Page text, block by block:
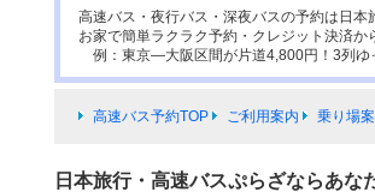
高速バス・夜行バス・深夜バスの予約は日本
お家で簡単ラクラク予約・クレジット決済
例：東京―大阪区間が片道4,800円！3列ゆ
高速バス予約TOP ご利用案内 乗り場
日本旅行・高速バスぷらざならあな